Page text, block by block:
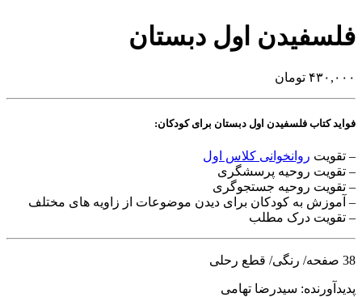
فلسفیدن اول دبستان
۴۳۰,۰۰۰ تومان
فواید کتاب فلسفیدن اول دبستان برای کودکان:
– تقویت روانخوانی کلاس اول
– تقویت روحیه پرسشگری
– تقویت روحیه جستجوگری
– آموزش به کودکان برای دیدن موضوعات از زاویه های مختلف
– تقویت درک مطلب
38 صفحه/ رنگی/ قطع رحلی
پدیدآورنده: سیدرضا تهامی